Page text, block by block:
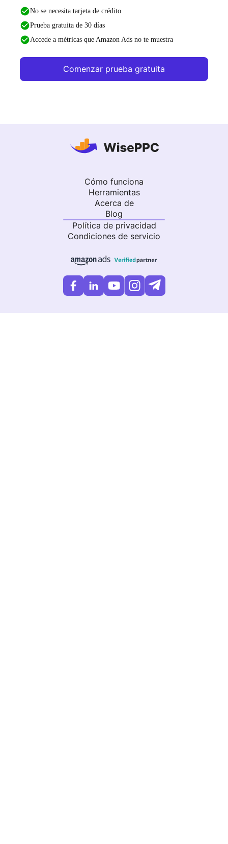
No se necesita tarjeta de crédito
Prueba gratuita de 30 días
Accede a métricas que Amazon Ads no te muestra
Comenzar prueba gratuita
Cómo funciona
Herramientas
Acerca de
Blog
Política de privacidad
Condiciones de servicio